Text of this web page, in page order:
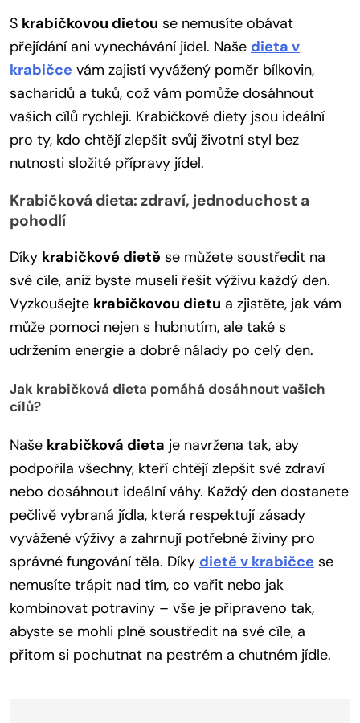
S krabičkovou dietou se nemusíte obávat
přejídání ani vynechávání jídel. Naše dieta v
krabičce vám zajistí vyvážený poměr bílkovin,
sacharidů a tuků, což vám pomůže dosáhnout
vašich cílů rychleji. Krabičkové diety jsou ideální
pro ty, kdo chtějí zlepšit svůj životní styl bez
nutnosti složité přípravy jídel.
Krabičková dieta: zdraví, jednoduchost a
pohodlí
Díky krabičkové dietě se můžete soustředit na
své cíle, aniž byste museli řešit výživu každý den.
Vyzkoušejte krabičkovou dietu a zjistěte, jak vám
může pomoci nejen s hubnutím, ale také s
udržením energie a dobré nálady po celý den.
Jak krabičková dieta pomáhá dosáhnout vašich
cílů?
Naše krabičková dieta je navržena tak, aby
podpořila všechny, kteří chtějí zlepšit své zdraví
nebo dosáhnout ideální váhy. Každý den dostanete
pečlivě vybraná jídla, která respektují zásady
vyvážené výživy a zahrnují potřebné živiny pro
správné fungování těla. Díky dietě v krabičce se
nemusíte trápit nad tím, co vařit nebo jak
kombinovat potraviny – vše je připraveno tak,
abyste se mohli plně soustředit na své cíle, a
přitom si pochutnat na pestrém a chutném jídle.